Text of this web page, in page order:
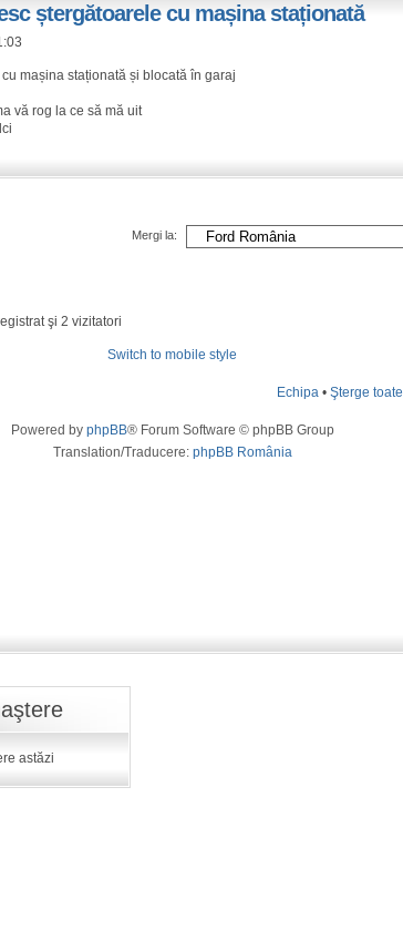
ștergătoarele cu mașina staționată
mașina staționată și blocată în garaj
vă rog la ce să mă uit
Mergi la:
şi 2 vizitatori
Switch to mobile style
Echipa •Şterge
Powered by phpBB® Forum Software © phpBB Group
Translation/Traducere: phpBB România
astăzi